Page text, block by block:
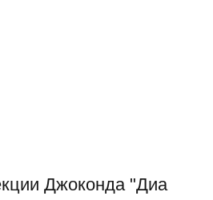
Джоконда "Диа